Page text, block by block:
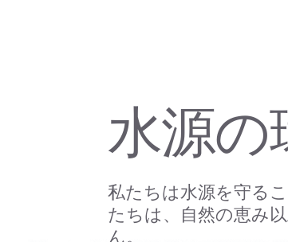
水源の
私たちは水源を守る
たちは、自然の恵み
ん。